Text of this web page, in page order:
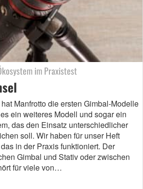
im Praxistest
Manfrotto die ersten Gimbal-Modelle
ein weiteres Modell und sogar ein
das den Einsatz unterschiedlicher
soll. Wir haben für unser Heft
in der Praxis funktioniert. Der
Gimbal und Stativ oder zwischen
für viele von…